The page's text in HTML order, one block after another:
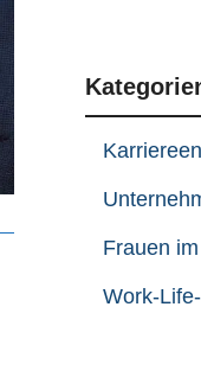
Frauen
Work-